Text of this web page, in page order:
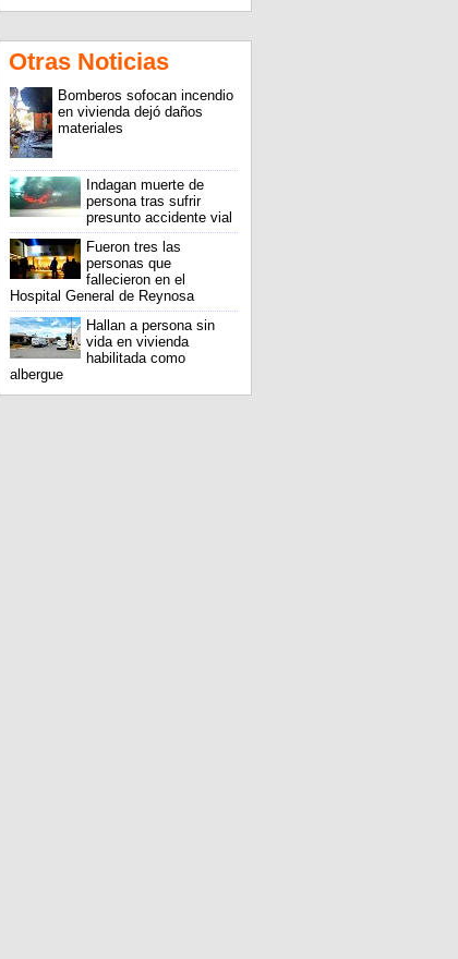
Otras Noticias
Bomberos sofocan incendio
en vivienda dejó daños
materiales
Indagan muerte de
persona tras sufrir
presunto accidente vial
Fueron tres las
personas que
fallecieron en el
Hospital General de Reynosa
Hallan a persona sin
vida en vivienda
habilitada como
albergue